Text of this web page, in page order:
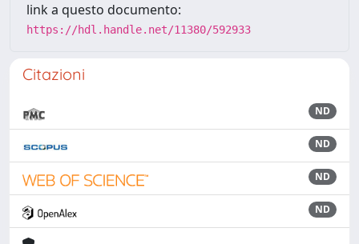
link a questo documento:
https://hdl.handle.net/11380/592933
Citazioni
ND
ND
ND
ND